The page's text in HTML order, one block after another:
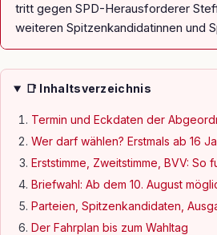
tritt gegen SPD-Herausforderer
weiteren Spitzenkandidatinnen und
📑 Inhaltsverzeichnis
Termin und Eckdaten der
Wer darf wählen? Erstmals ab 16
Erststimme, Zweitstimme, BVV: So
Briefwahl: Ab dem 10. August
Parteien, Spitzenkandidaten,
Der Fahrplan bis zum Wahltag